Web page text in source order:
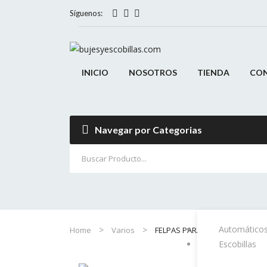
Síguenos:
INICIO NOSOTROS TIENDA
Escobillas
Navegar por Categorias
Home Varios FELPAS PARA BATERIA